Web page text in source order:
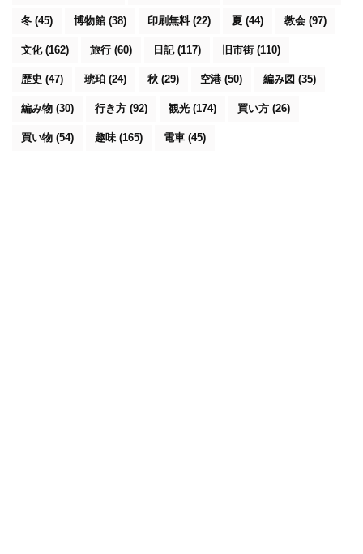
冬 (45) 博物館 (38) 印刷無料(22) 夏 (44) 教会 (97)
文化(162) 旅行 (60) 日記(117) 旧市街 (110)
歴史 (47) 琥珀 (24) 秋 (29) 空港 (50) 編み図 (35)
編み物 (30) 行き方 (92) 観光 (174) 買い方 (26)
買い物 (54) 趣味(165) 電車 (45)